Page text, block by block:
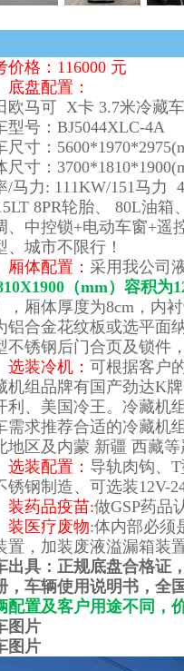
价格：116000 元
底盘配置：
欧马可 X卡 3.7米冷藏车
型号：BJ5044XLC-4A
尺寸：
尺寸：
/马力: 111KW/151马力
8PR轮胎、 80L油
、中控锁+电动车窗+遥
、城市不限行！
厢体配置： 采用我公司
（mm）容积为
，厢体厚度为8cm，内
铝合金花纹板或选平面
不锈钢后门合页及锁件
选装冷机： 可根据客户
机组品牌有国产劲达K
利、美国冷王。冷藏机
需求推荐合适的冷藏机
地区及内蒙 新疆 西藏等
选装配置： 导轨肉钩、
锈钢制造、可选装12V-
装药品疫苗:做GSP药品
装医疗废物:体内部必须
置，加装废液溢漏箱装
出具：正规底盘合格证
，车辆使用说明书，全
配置及客户用途不同，
图片
图片